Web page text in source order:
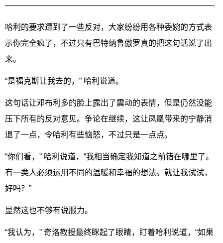
——————————————————————————-
哈利的要求遭到了一些反对，大家纷纷用各种委婉的方式表
示你完全疯了，不过只有巴特纳鲁傲罗真的把这句话说了出
来。
“是福克斯让我去的，” 哈利说道。
这句话让邓布利多的脸上露出了震动的表情，但是仍然没能
压下所有的反对意见。争论在继续，这让凤凰带来的宁静消
退了一点，令哈利有些恼怒，不过只是一点点。
“你们看，” 哈利说道，“我相当确定我知道之前错在哪里了。
有一类人必须运用不同的温暖和幸福的想法。就让我试试，
好吗？”
显然这也不够有说服力。
“我认为，” 奇洛教授最终眯起了眼睛，盯着哈利说道，“如果